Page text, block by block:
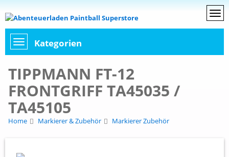
Kategorien
TIPPMANN FT-12
FRONTGRIFF TA45035 /
TA45105
Home Markierer & Zubehör Markierer Zubehör